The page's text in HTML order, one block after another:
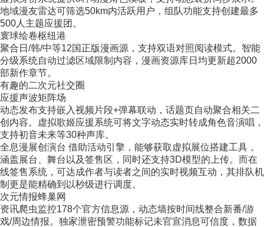
地域漫友雷达可筛选50km内活跃用户，组队功能支持创建最多
500人主题应援团。
​寰球绘卷枢纽港​
聚合日/韩/中等12国正版漫画源，支持双语对照阅读模式。智能
分级系统自动过滤区域限制内容，漫画资源库日均更新超2000
部新作章节。
有趣的二次元社交圈
​应援声波矩阵场​
动态发布支持嵌入视频片段+弹幕联动，话题页自动聚合相关二
创内容。虚拟歌姬应援系统可将文字动态实时转成角色音演唱，
支持初音未来等30种声库。
全息漫展创演台 借助活动引擎，能够获取虚拟展位搭建工具，
涵盖展台、舞台以及签售区，同时还支持3D模型的上传。而在
线签售系统，可达成作者与读者之间的实时视频互动，其排队机
制更是能精确到以秒级进行调度。
​次元情报蜂巢网​
资讯爬虫监控178个官方信息源，动态墙按时间线整合新番/游
戏/周边情报。独家泄密预警功能标记未官宣消息可信度，数据